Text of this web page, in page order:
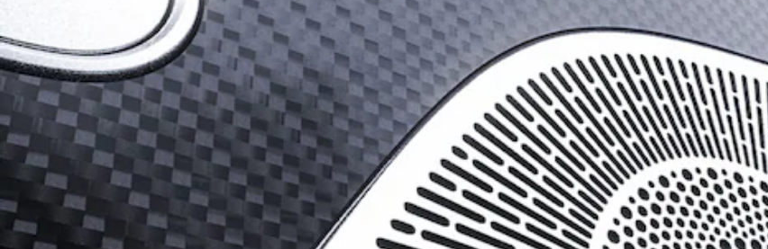
Todos os
Coupés
CLA Coupé
Mercedes-
AMG GT
Coupé
Mercedes-
AMG GT 4
portas
Coupé